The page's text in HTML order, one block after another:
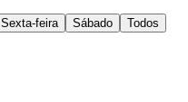
Sexta-feira Sábado Todos